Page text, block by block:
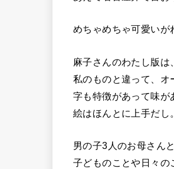
めちゃめちゃ可愛いが
麻子さんのわたし版は、
私のものと違って、オ
字も特徴があって味が
絵はほんとに上手だし。
男の子3人のお母さんと
子どものことや日々の